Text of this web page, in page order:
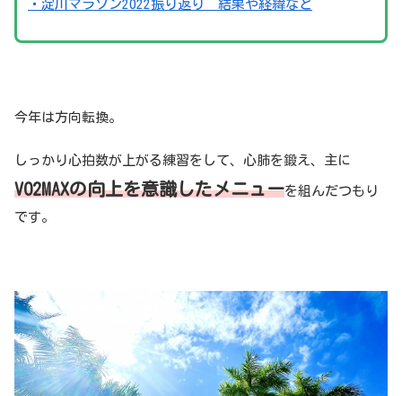
・淀川マラソン2022振り返り 結果や経緯など
今年は方向転換。
しっかり心拍数が上がる練習をして、心肺を鍛え、主に
VO2MAXの向上を意識したメニューを組んだつもり
です。